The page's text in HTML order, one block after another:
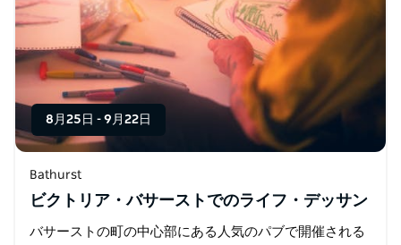
8月25日 - 9月22日
Bathurst
ビクトリア・バサーストでのライフ・デッサン
バサーストの町の中心部にある人気のパブで開催される